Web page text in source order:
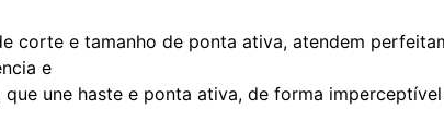
corte e tamanho de ponta ativa, atendem
e
une haste e ponta ativa, de forma